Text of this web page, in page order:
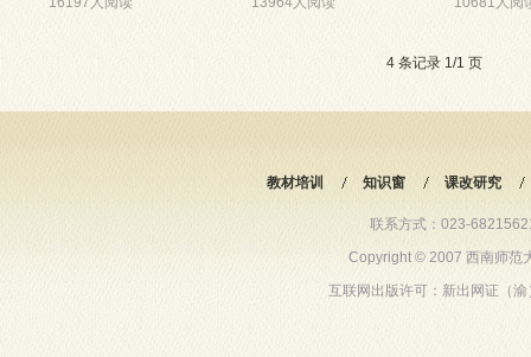
4 条记录 1/1 页
教材培训 知识窗 课改研究
联系方式：023-
Copyright © 2007 西南师范
互联网出版许可：新出网证（